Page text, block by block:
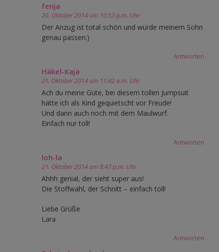
fenja
20. Oktober 2014 um 10:53 p.m. Uhr
Der Anzug ist total schön und würde meinem Sohn
genau passen:)
Antworten
Häkel-Kaja
21. Oktober 2014 um 11:42 a.m. Uhr
Ach du meine Güte, bei diesem tollen Jumpsuit
hätte ich als Kind gequietscht vor Freude!
Und dann auch noch mit dem Maulwurf.
Einfach nur toll!
Antworten
loh-la
21. Oktober 2014 um 8:47 p.m. Uhr
Ahhh genial, der sieht super aus!
Die Stoffwahl, der Schnitt – einfach toll!
Liebe Grüße
Lara
Antworten